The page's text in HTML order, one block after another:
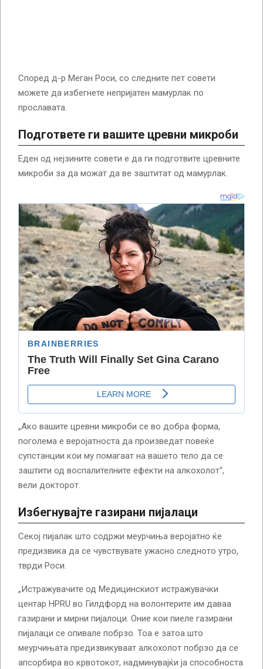
Според д-р Меган Роси, со следните пет совети
можете да избегнете непријатен мамурлак по
прославата.
Подгответе ги вашите цревни микроби
Еден од нејзините совети е да ги подготвите цревните
микроби за да можат да ве заштитат од мамурлак.
„Ако вашите цревни микроби се во добра форма,
поголема е веројатноста да произведат повеќе
супстанции кои му помагаат на вашето тело да се
заштити од воспалителните ефекти на алкохолот“,
вели докторот.
Избегнувајте газирани пијалаци
Секој пијалак што содржи меурчиња веројатно ќе
предизвика да се чувствувате ужасно следното утро,
тврди Роси.
„Истражувачите од Медицинскиот истражувачки
центар HPRU во Гилдфорд на волонтерите им даваа
газирани и мирни пијалоци. Оние кои пиеле газирани
пијалаци се опивале побрзо. Тоа е затоа што
меурчињата предизвикуваат алкохолот побрзо да се
апсорбира во крвотокот, надминувајќи ја способноста